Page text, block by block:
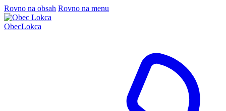
Rovno na obsah Rovno na menu
ObecLokca